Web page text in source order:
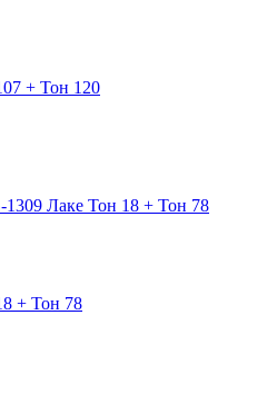
+ Тон 120
+ Тон 78